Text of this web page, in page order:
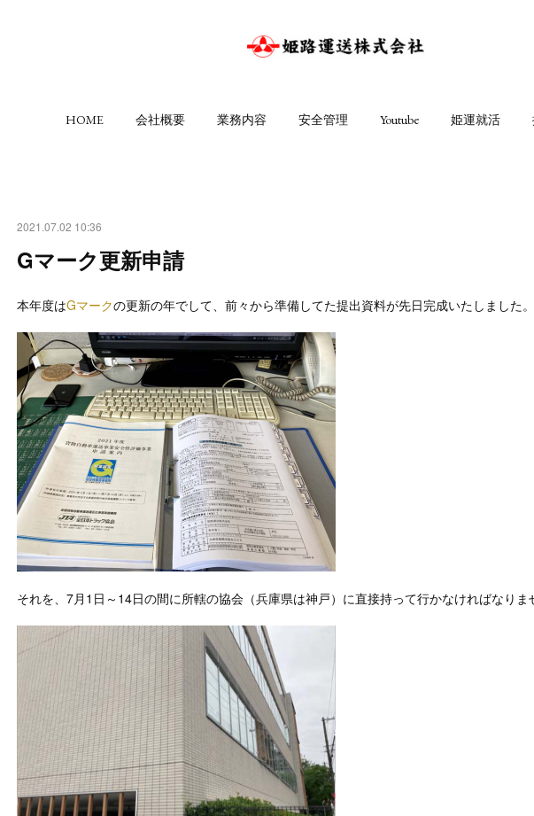
HOME 会社概要 業務内容 安全管理 Youtube 姫運就活
2021.07.02 10:36
Gマーク更新申請
本年度はGマークの更新の年でして、前々から準備してた提出資料が先日完成いたしました。
それを、7月1日～14日の間に所轄の協会（兵庫県は神戸）に直接持って行かなければなりま